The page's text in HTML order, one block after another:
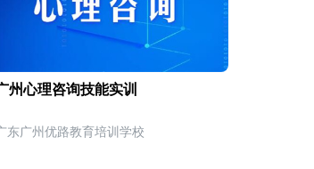
州心理咨询技能实训
东广州优路教育培训学校